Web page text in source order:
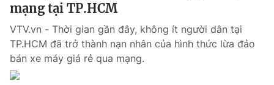
® Cấm sao chép dưới mọi hình thức nếu không có sự chấp
thông tin từ website này.
mạng tại TP.HCM
VTV.vn - Thời gian gần đây, không ít người dân tại
TP.HCM đã trở thành nạn nhân của hình thức lừa đảo
bán xe máy giá rẻ qua mạng.